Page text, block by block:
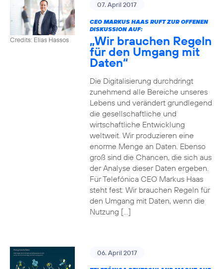
Credits: Elias Hassos
07. April 2017
CEO MARKUS HAAS RUFT ZUR OFFENEN
DISKUSSION AUF:
„Wir brauchen Regeln
für den Umgang mit
Daten“
Die Digitalisierung durchdringt
zunehmend alle Bereiche unseres
Lebens und verändert grundlegend
die gesellschaftliche und
wirtschaftliche Entwicklung
weltweit. Wir produzieren eine
enorme Menge an Daten. Ebenso
groß sind die Chancen, die sich aus
der Analyse dieser Daten ergeben.
Für Telefónica CEO Markus Haas
steht fest: Wir brauchen Regeln für
den Umgang mit Daten, wenn die
Nutzung […]
06. April 2017